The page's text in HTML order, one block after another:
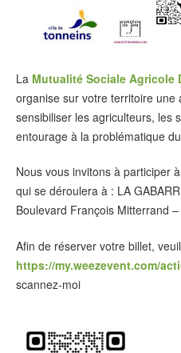
La Mutualité Sociale Agricole
organise sur votre territoire
sensibiliser les agriculteurs, les
entourage à la problématique
Nous vous invitons à participer
qui se déroulera à : LA
Boulevard François Mitterrand
Afin de réserver votre billet,
https://my.weezevent.com/
scannez-moi